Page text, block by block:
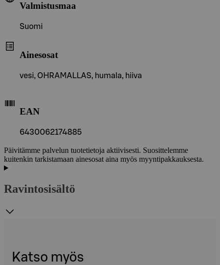
Valmistusmaa
Suomi
Ainesosat
vesi, OHRAMALLAS, humala, hiiva
EAN
6430062174885
Päivitämme palvelun tuotetietoja aktiivisesti. Suosittelemme
kuitenkin tarkistamaan ainesosat aina myös myyntipakkauksesta.
Ravintosisältö
Katso myös